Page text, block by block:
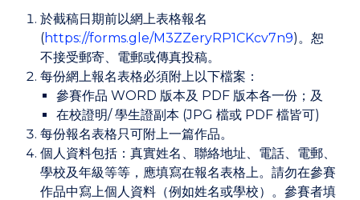
於截稿日期前以網上表格報名
(https://forms.gle/M3ZZeryRP1CKcv7n9)。恕
不接受郵寄、電郵或傳真投稿。
每份網上報名表格必須附上以下檔案：
參賽作品 WORD 版本及 PDF 版本各一份；及
在校證明/ 學生證副本 (JPG 檔或 PDF 檔皆可)
每份報名表格只可附上一篇作品。
個人資料包括：真實姓名、聯絡地址、電話、電郵、
學校及年級等等，應填寫在報名表格上。請勿在參賽
作品中寫上個人資料（例如姓名或學校）。參賽者填